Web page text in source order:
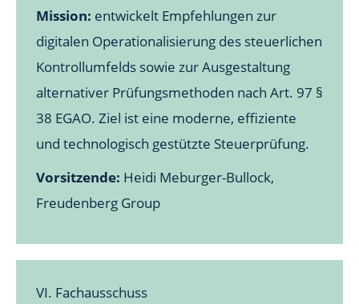
Mission: entwickelt Empfehlungen zur
digitalen Operationalisierung des steuerlichen
Kontrollumfelds sowie zur Ausgestaltung
alternativer Prüfungsmethoden nach Art. 97 §
38 EGAO. Ziel ist eine moderne, effiziente
und technologisch gestützte Steuerprüfung.
Vorsitzende: Heidi Meburger-Bullock,
Freudenberg Group
VI. Fachausschuss